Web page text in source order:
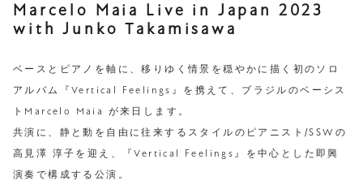
Marcelo Maia Live in Japan 2023
with Junko Takamisawa
ベースとピアノを軸に、移りゆく情景を穏やかに描く初のソロ
アルバム『Vertical Feelings』を携えて、ブラジルのベーシス
トMarcelo Maia が来日します。
共演に、静と動を自由に往来するスタイルのピアニスト/SSWの
高見澤 淳子を迎え、『Vertical Feelings』を中心とした即興
演奏で構成する公演。